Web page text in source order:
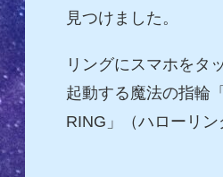
見つけました。
リングにスマホをタ
起動する魔法の指輪
RING」（ハローリン